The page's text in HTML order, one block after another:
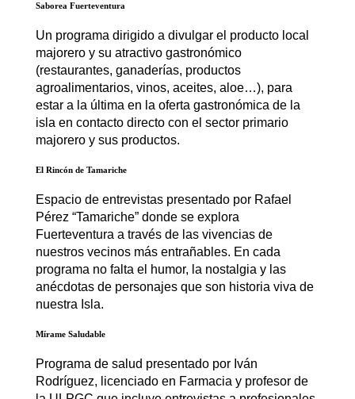
Saborea Fuerteventura
Un programa dirigido a divulgar el producto local
majorero y su atractivo gastronómico
(restaurantes, ganaderías, productos
agroalimentarios, vinos, aceites, aloe…), para
estar a la última en la oferta gastronómica de la
isla en contacto directo con el sector primario
majorero y sus productos.
El Rincón de Tamariche
Espacio de entrevistas presentado por Rafael
Pérez “Tamariche” donde se explora
Fuerteventura a través de las vivencias de
nuestros vecinos más entrañables. En cada
programa no falta el humor, la nostalgia y las
anécdotas de personajes que son historia viva de
nuestra Isla.
Mírame Saludable
Programa de salud presentado por Iván
Rodríguez, licenciado en Farmacia y profesor de